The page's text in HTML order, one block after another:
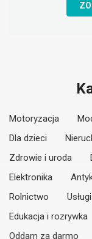
Motoryzacja
Dla dzieci
Zdrowie i uroda
Elektronika
Rolnictwo
Edukacja i rozrywka
Oddam za darmo